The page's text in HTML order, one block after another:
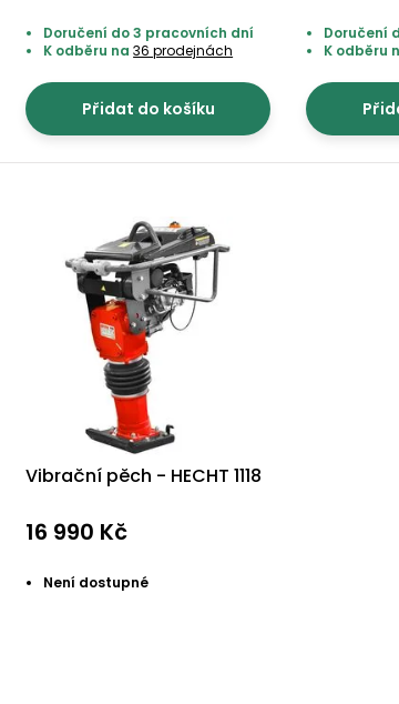
Doručení do 3 pracovních dní
K odběru na36 prodejnách
Přidat do košíku
Doručení
K odběru
Vibrační pěch - HECHT 1118
16 990 Kč
Není dostupné